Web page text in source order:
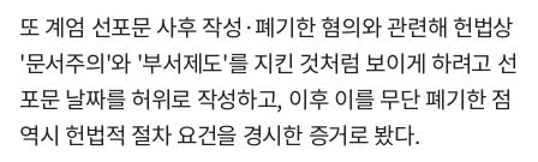
또 계엄 선포문 사후 작성·폐기한 혐의와 관련해 헌법상
'문서주의'와 '부서제도'를 지킨 것처럼 보이게 하려고 선
포문 날짜를 허위로 작성하고, 이후 이를 무단 폐기한 점
역시 헌법적 절차 요건을 경시한 증거로 봤다.